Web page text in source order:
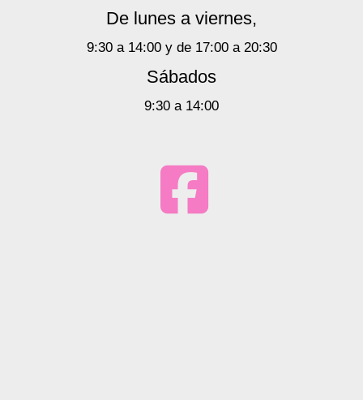
De lunes a viernes,
9:30 a 14:00 y de 17:00 a 20:30
Sábados
9:30 a 14:00